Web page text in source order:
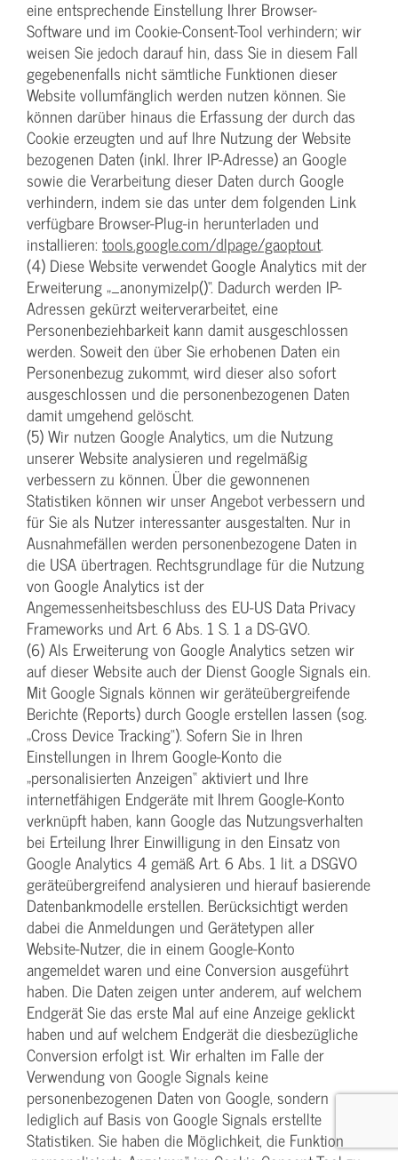
eine entsprechende Einstellung Ihrer Browser-
Software und im Cookie-Consent-Tool verhindern; wir
weisen Sie jedoch darauf hin, dass Sie in diesem Fall
gegebenenfalls nicht sämtliche Funktionen dieser
Website vollumfänglich werden nutzen können. Sie
können darüber hinaus die Erfassung der durch das
Cookie erzeugten und auf Ihre Nutzung der Website
bezogenen Daten (inkl. Ihrer IP-Adresse) an Google
sowie die Verarbeitung dieser Daten durch Google
verhindern, indem sie das unter dem folgenden Link
verfügbare Browser-Plug-in herunterladen und
installieren: tools.google.com/dlpage/gaoptout.
(4) Diese Website verwendet Google Analytics mit der
Erweiterung „_anonymizeIp()“. Dadurch werden IP-
Adressen gekürzt weiterverarbeitet, eine
Personenbeziehbarkeit kann damit ausgeschlossen
werden. Soweit den über Sie erhobenen Daten ein
Personenbezug zukommt, wird dieser also sofort
ausgeschlossen und die personenbezogenen Daten
damit umgehend gelöscht.
(5) Wir nutzen Google Analytics, um die Nutzung
unserer Website analysieren und regelmäßig
verbessern zu können. Über die gewonnenen
Statistiken können wir unser Angebot verbessern und
für Sie als Nutzer interessanter ausgestalten. Nur in
Ausnahmefällen werden personenbezogene Daten in
die USA übertragen. Rechtsgrundlage für die Nutzung
von Google Analytics ist der
Angemessenheitsbeschluss des EU-US Data Privacy
Frameworks und Art. 6 Abs. 1 S. 1 a DS-GVO.
(6) Als Erweiterung von Google Analytics setzen wir
auf dieser Website auch der Dienst Google Signals ein.
Mit Google Signals können wir geräteübergreifende
Berichte (Reports) durch Google erstellen lassen (sog.
„Cross Device Tracking“). Sofern Sie in Ihren
Einstellungen in Ihrem Google-Konto die
„personalisierten Anzeigen“ aktiviert und Ihre
internetfähigen Endgeräte mit Ihrem Google-Konto
verknüpft haben, kann Google das Nutzungsverhalten
bei Erteilung Ihrer Einwilligung in den Einsatz von
Google Analytics 4 gemäß Art. 6 Abs. 1 lit. a DSGVO
geräteübergreifend analysieren und hierauf basierende
Datenbankmodelle erstellen. Berücksichtigt werden
dabei die Anmeldungen und Gerätetypen aller
Website-Nutzer, die in einem Google-Konto
angemeldet waren und eine Conversion ausgeführt
haben. Die Daten zeigen unter anderem, auf welchem
Endgerät Sie das erste Mal auf eine Anzeige geklickt
haben und auf welchem Endgerät die diesbezügliche
Conversion erfolgt ist. Wir erhalten im Falle der
Verwendung von Google Signals keine
personenbezogenen Daten von Google, sondern
lediglich auf Basis von Google Signals erstellte
Statistiken. Sie haben die Möglichkeit, die Funktion